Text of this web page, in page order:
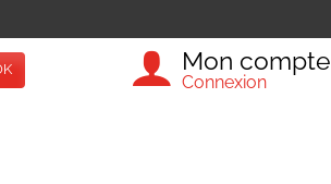
Mon compte
Connexion